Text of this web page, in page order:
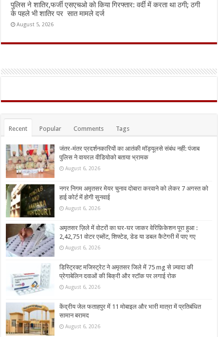
पुलिस ने शातिर,फर्जी एसएचओ को किया गिरफ्तार: वर्दी में करता था ठगी; ठगी
के पहले भी शातिर पर सात मामले दर्ज
August 5, 2026
Recent Popular Comments Tags
जंतर-मंतर प्रदर्शनकारियों का आतंकी मॉड्यूलसे संबंध नहीं: पंजाब
पुलिस ने वायरल वीडियोको बताया भ्रामक
August 6, 2026
नगर निगम अमृतसर मेयर चुनाव दोबारा करवाने को लेकर 7 अगस्त को
हाई कोर्ट में होगी सुनवाई
August 6, 2026
अमृतसर ज़िले में वोटरों का घर-घर जाकर वेरिफ़िकेशन पूरा हुआ :
2,42,751 वोटर एब्सेंट, शिफ्टेड, डेड या डबल कैटेगरी में पाए गए
August 6, 2026
डिस्ट्रिक्ट मजिस्ट्रेट ने अमृतसर जिले में 75 mg से ज़्यादा की
प्रेगाबेलिन दवाओं की बिक्री और स्टॉक पर लगाई रोक
August 6, 2026
केंद्रीय जेल फताहपुर में 11 मोबाइल और भारी मात्रा में प्रतिबंधित
सामान बरामद
August 6, 2026